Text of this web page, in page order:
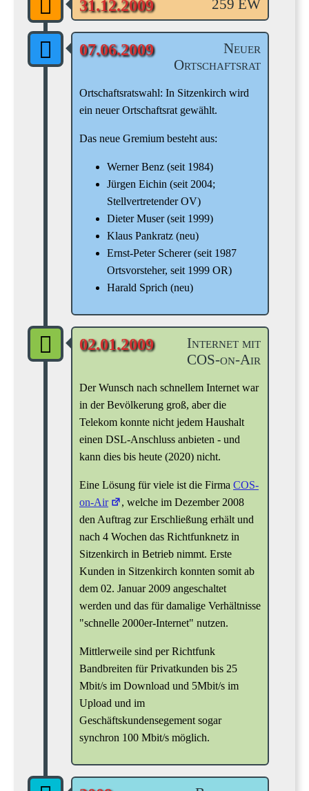
31.12.2009 259 EW
07.06.2009
Neuer
Ortschaftsrat
Ortschaftsratswahl: In Sitzenkirch wird
ein neuer Ortschaftsrat gewählt.
Das neue Gremium besteht aus:
Werner Benz (seit 1984)
Jürgen Eichin (seit 2004;
Stellvertretender OV)
Dieter Muser (seit 1999)
Klaus Pankratz (neu)
Ernst-Peter Scherer (seit 1987
Ortsvorsteher, seit 1999 OR)
Harald Sprich (neu)
02.01.2009
Internet mit
COS-on-Air
Der Wunsch nach schnellem Internet war
in der Bevölkerung groß, aber die
Telekom konnte nicht jedem Haushalt
einen DSL-Anschluss anbieten - und
kann dies bis heute (2020) nicht.
Eine Lösung für viele ist die Firma COS-
on-Air
, welche im Dezember 2008
den Auftrag zur Erschließung erhält und
nach 4 Wochen das Richtfunknetz in
Sitzenkirch in Betrieb nimmt. Erste
Kunden in Sitzenkirch konnten somit ab
dem 02. Januar 2009 angeschaltet
werden und das für damalige Verhältnisse
"schnelle 2000er-Internet" nutzen.
Mittlerweile sind per Richtfunk
Bandbreiten für Privatkunden bis 25
Mbit/s im Download und 5Mbit/s im
Upload und im
Geschäftskundensegement sogar
synchron 100 Mbit/s möglich.